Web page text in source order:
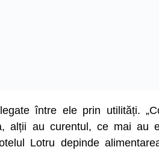
între ele prin utilități.
au curentul, ce mai au
Lotru depinde